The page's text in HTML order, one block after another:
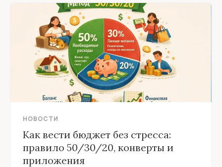
НОВОСТИ
Как вести бюджет без стресса:
правило 50/30/20, конверты и
приложения